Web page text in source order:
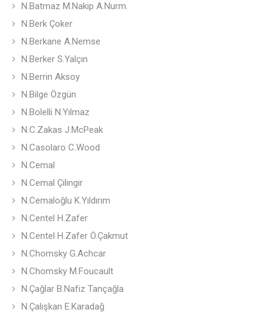
N.Batmaz M.Nakip A.Nurm.
N.Berk Çoker
N.Berkane A.Nemse
N.Berker S.Yalçın
N.Berrin Aksoy
N.Bilge Özgün
N.Bolelli N.Yılmaz
N.C.Zakas J.McPeak
N.Casolaro C.Wood
N.Cemal
N.Cemal Çilingir
N.Cemaloğlu K.Yıldırım
N.Centel H.Zafer
N.Centel H.Zafer Ö.Çakmut
N.Chomsky G.Achcar
N.Chomsky M.Foucault
N.Çağlar B.Nafiz Tançağla
N.Çalışkan E.Karadağ